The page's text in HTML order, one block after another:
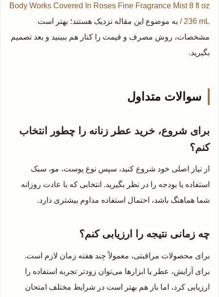
Body Works Covered In Roses Fine Fragrance Mist 8 fl oz
/ 236 mL به موضوع این مقاله نزدیک هستند؛ بهتر است
مشخصات، روش مصرف و قیمت را کنار هم ببینید و بعد تصمیم
بگیرید.
سوالات متداول
برای شروع، خرید عطر زنانه را چطور انتخاب
کنم؟
از نیاز اصلی خود شروع کنید، سپس نوع پوست، مو، سبک
استفاده یا بودجه را در نظر بگیرید. انتخابی که با عادت روزانه
شما هماهنگ باشد، احتمال استفاده مداوم بیشتری دارد.
چه زمانی نتیجه را ارزیابی کنم؟
برای محصولات مراقبتی، معمولاً چند هفته زمان لازم است.
برای آرایش، عطر یا ابزارها می‌توان زودتر تجربه استفاده را
ارزیابی کرد، اما باز هم بهتر است در شرایط مختلف امتحان